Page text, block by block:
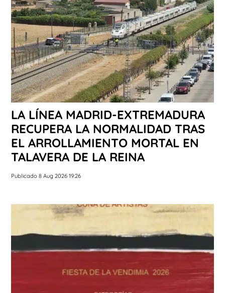
LA LÍNEA MADRID-EXTREMADURA
RECUPERA LA NORMALIDAD TRAS
EL ARROLLAMIENTO MORTAL EN
TALAVERA DE LA REINA
Publicado 8 Aug 2026 19:26